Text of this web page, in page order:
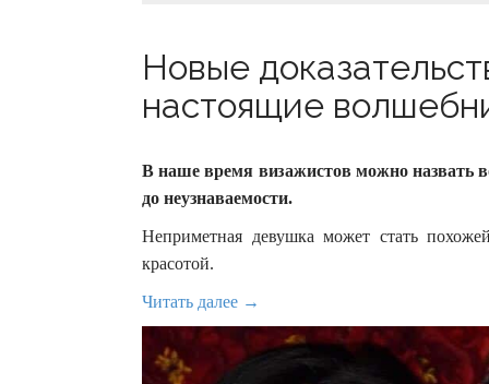
Новые
настоящие
В наше время визажистов можно назвать
до неузнаваемости.
Неприметная девушка может стать
красотой.
Читать далее →